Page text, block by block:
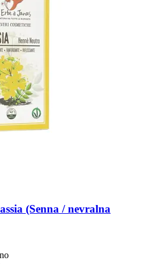
(Senna / nevralna